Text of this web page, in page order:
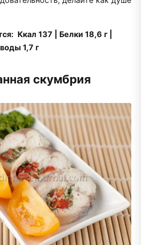
Ккал 137 | Белки 18,6 г |
1,7 г
скумбрия